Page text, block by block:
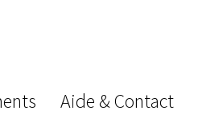
Aide & Contact